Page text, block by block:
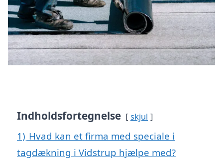
Indholdsfortegnelse skjul
1) Hvad kan et firma med speciale i
tagdækning i Vidstrup hjælpe med?